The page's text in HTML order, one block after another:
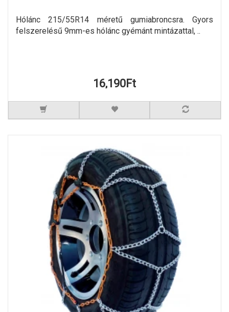
Hólánc 215/55R14 méretű gumiabroncsra. Gyors
felszerelésű 9mm-es hólánc gyémánt mintázattal, ..
16,190Ft